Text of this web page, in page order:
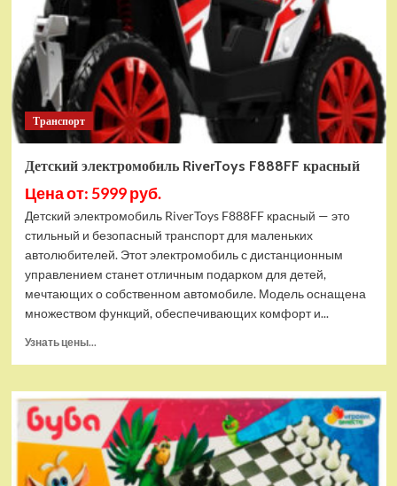
Транспорт
Детский электромобиль RiverToys F888FF красный
Цена от: 5999 руб.
Детский электромобиль RiverToys F888FF красный — это
стильный и безопасный транспорт для маленьких
автолюбителей. Этот электромобиль с дистанционным
управлением станет отличным подарком для детей,
мечтающих о собственном автомобиле. Модель оснащена
множеством функций, обеспечивающих комфорт и...
Узнать цены...
Детский
электромобиль
RiverToys
F888FF
красный